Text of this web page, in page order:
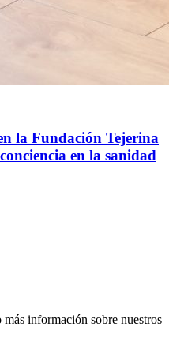
la Fundación Tejerina
en la sanidad
más información sobre nuestros